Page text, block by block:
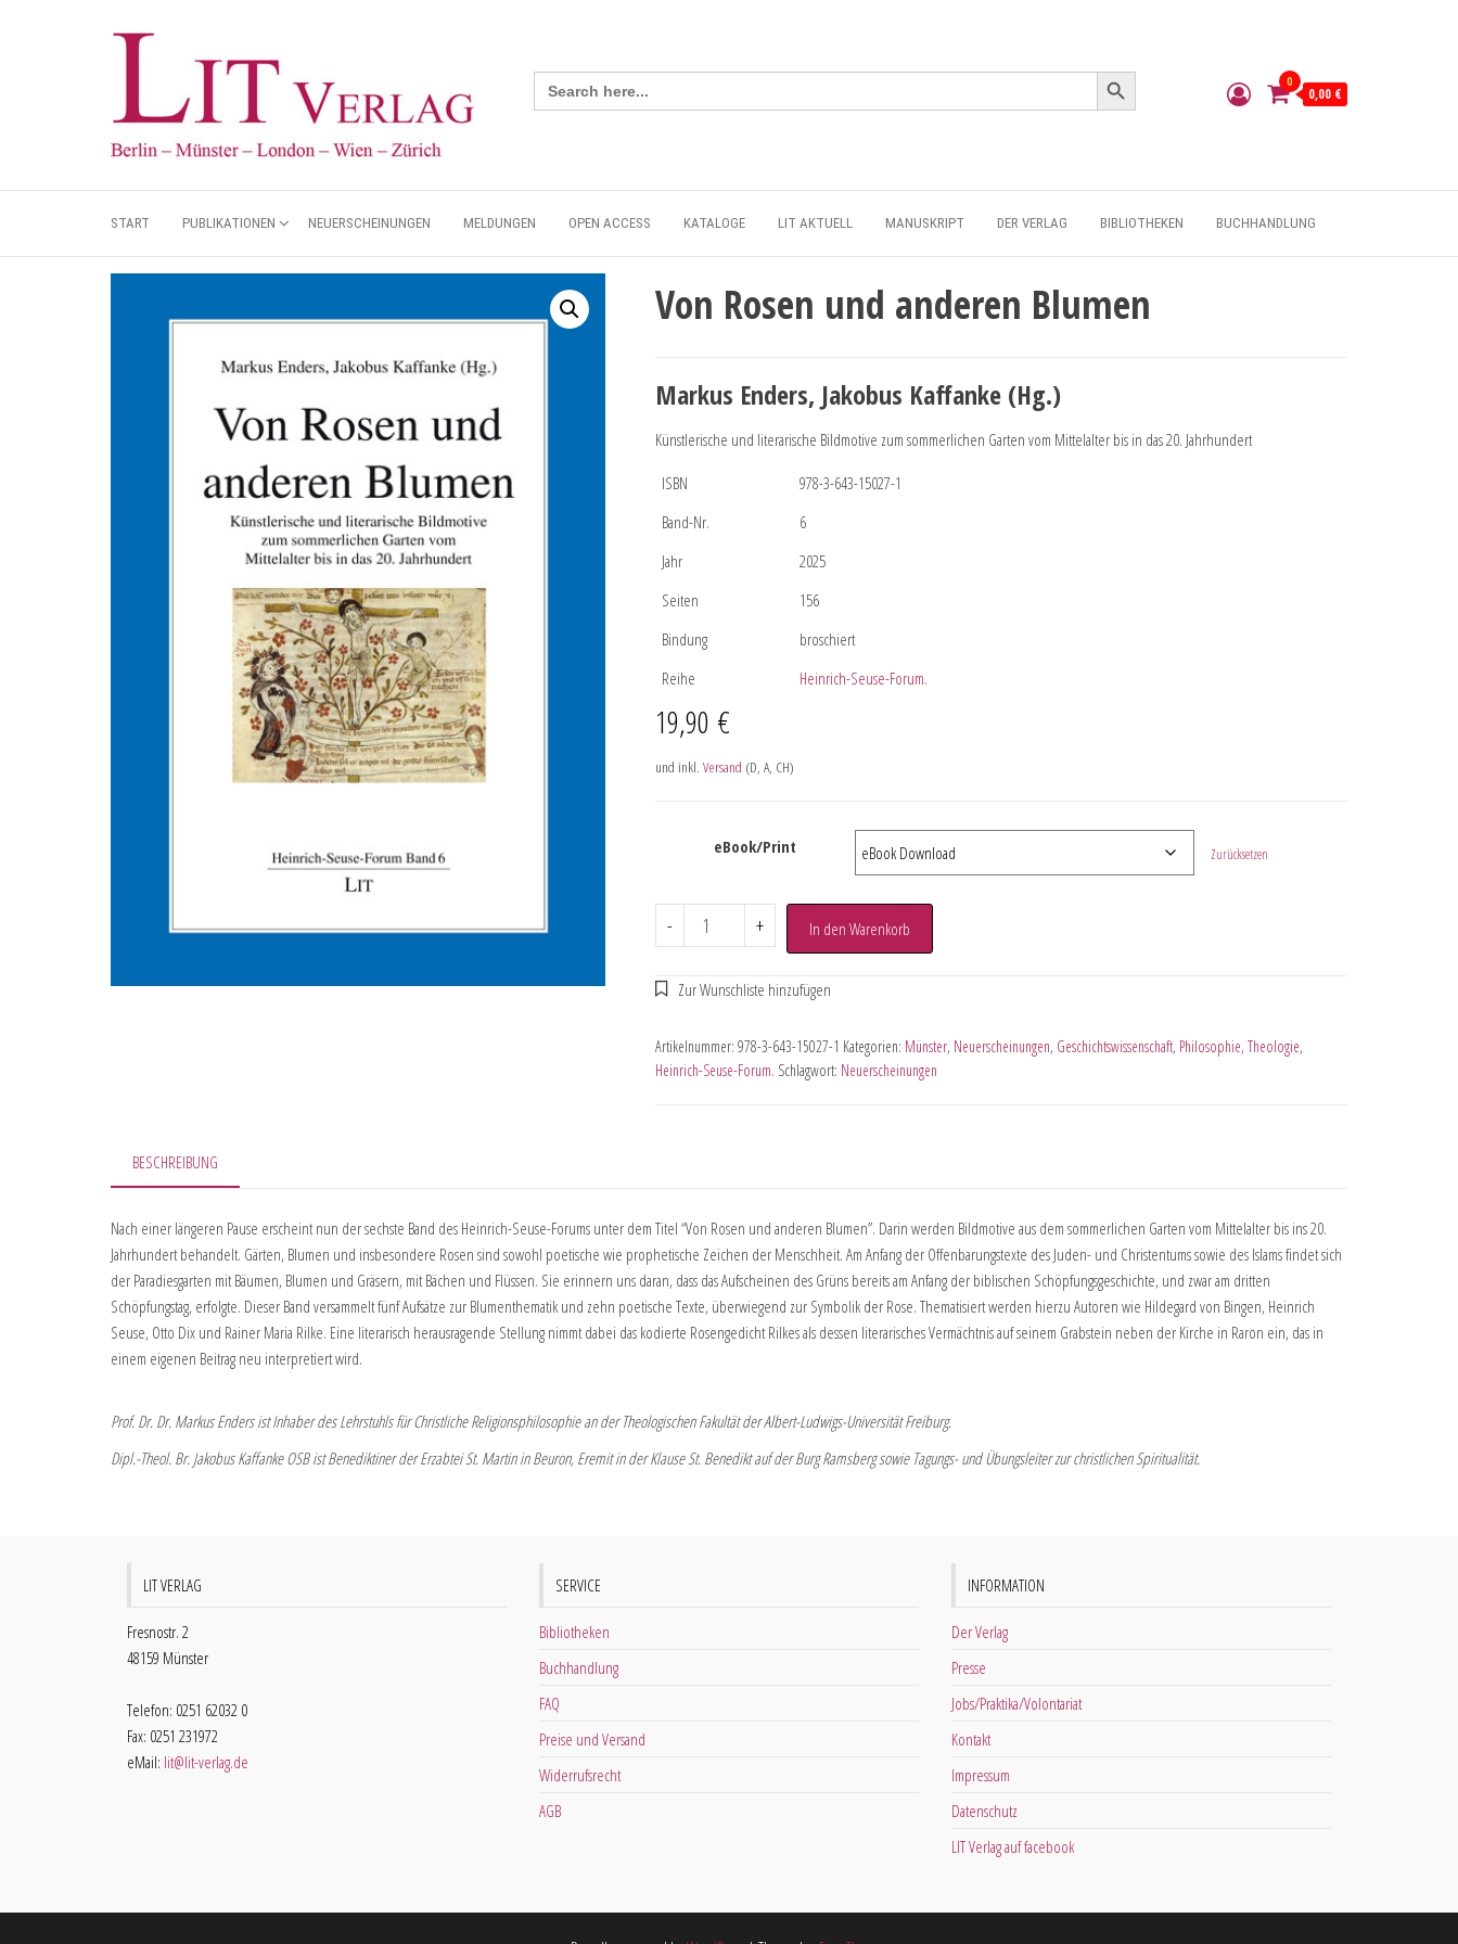
Search
for:
Search Button
0
0,00 €
START PUBLIKATIONEN NEUERSCHEINUNGEN MELDUNGEN OPEN ACCESS KATALOGE LIT AKTUELL MANUSKRIPT DER VERLAG BIBLIOTHEKEN BUCHHANDLUNG
Von Rosen und anderen Blumen
Markus Enders, Jakobus Kaffanke (Hg.)
Künstlerische und literarische Bildmotive zum sommerlichen Garten vom Mittelalter bis in das 20. Jahrhundert
ISBN
978-3-643-15027-1
Band-Nr.
6
Jahr
2025
Seiten
156
Bindung
broschiert
Reihe
Heinrich-Seuse-Forum.
19,90 €
und inkl. Versand (D, A, CH)
eBook/Print Zurücksetzen
- + In den Warenkorb
Artikelnummer: 978-3-643-15027-1 Kategorien: Münster, Neuerscheinungen, Geschichtswissenschaft, Philosophie, Theologie,
Heinrich-Seuse-Forum. Schlagwort: Neuerscheinungen
BESCHREIBUNG
Nach einer längeren Pause erscheint nun der sechste Band des Heinrich-Seuse-Forums unter dem Titel “Von Rosen und anderen Blumen”. Darin werden Bildmotive aus dem sommerlichen Garten vom Mittelalter bis ins 20.
Jahrhundert behandelt. Gärten, Blumen und insbesondere Rosen sind sowohl poetische wie prophetische Zeichen der Menschheit. Am Anfang der Offenbarungstexte des Juden- und Christentums sowie des Islams findet sich
der Paradiesgarten mit Bäumen, Blumen und Gräsern, mit Bächen und Flüssen. Sie erinnern uns daran, dass das Aufscheinen des Grüns bereits am Anfang der biblischen Schöpfungsgeschichte, und zwar am dritten
Schöpfungstag, erfolgte. Dieser Band versammelt fünf Aufsätze zur Blumenthematik und zehn poetische Texte, überwiegend zur Symbolik der Rose. Thematisiert werden hierzu Autoren wie Hildegard von Bingen, Heinrich
Seuse, Otto Dix und Rainer Maria Rilke. Eine literarisch herausragende Stellung nimmt dabei das kodierte Rosengedicht Rilkes als dessen literarisches Vermächtnis auf seinem Grabstein neben der Kirche in Raron ein, das in
einem eigenen Beitrag neu interpretiert wird.
Prof. Dr. Dr. Markus Enders ist Inhaber des Lehrstuhls für Christliche Religionsphilosophie an der Theologischen Fakultät der Albert-Ludwigs-Universität Freiburg.
Dipl.-Theol. Br. Jakobus Kaffanke OSB ist Benediktiner der Erzabtei St. Martin in Beuron, Eremit in der Klause St. Benedikt auf der Burg Ramsberg sowie Tagungs- und Übungsleiter zur christlichen Spiritualität.
LIT VERLAG
Fresnostr. 2
48159 Münster
Telefon: 0251 62032 0
Fax: 0251 231972
eMail: lit@lit-verlag.de
SERVICE
Bibliotheken
Buchhandlung
FAQ
Preise und Versand
Widerrufsrecht
AGB
INFORMATION
Der Verlag
Presse
Jobs/Praktika/Volontariat
Kontakt
Impressum
Datenschutz
LIT Verlag auf facebook